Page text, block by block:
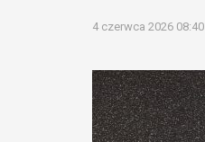
4 czerwca 2026 08:40